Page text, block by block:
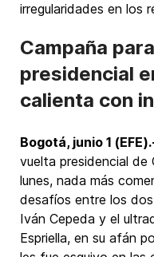
irregularidades en los
Campaña
presidencial
calienta con
Bogotá, junio 1
vuelta presidencial
lunes, nada más
desafíos entre los
Iván Cepeda y el
Espriella, en su afán